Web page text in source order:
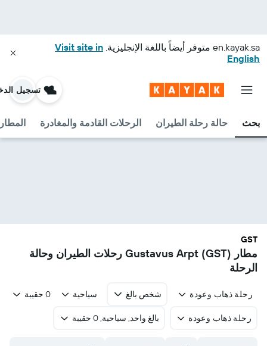
en.kayak.sa متوفر أيضاً باللغة الإنجليزية. Visit site in
English
بحث حالة رحلة الطيران الرحلات القادمة والمغادرة
تسجيل
GST
مطار Gustavus Arpt (GST) رحلات الطيران وحالة
الرحلة
رحلة ذهاب وعودة شخص بالغ سياحية 0 حقيبة
رحلة ذهاب وعودة بالغ واحد, سياحية, 0 حقيبة